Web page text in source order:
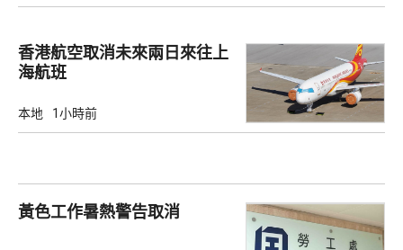
香港航空取消未來兩日來往上
海航班
本地 1小時前
黃色工作暑熱警告取消